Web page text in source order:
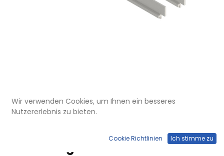
UBK 300 122
Sichtkantenprofil UBK 300 für
Winkel-Verbinder, 12mm
Wir verwenden Cookies, um Ihnen ein besseres
Nutzererlebnis zu bieten.
Cookie Richtlinien Ich stimme zu